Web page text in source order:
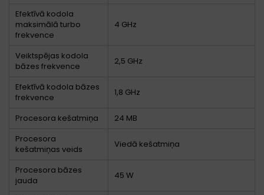
Efektīvā kodola
maksimālā turbo
frekvence
4 GHz
Veiktspējas kodola
bāzes frekvence
2,5 GHz
Efektīvā kodola bāzes
frekvence
1,8 GHz
Procesora kešatmiņa
24 MB
Procesora
kešatmiņas veids
Viedā kešatmiņa
Procesora bāzes
jauda
45 W